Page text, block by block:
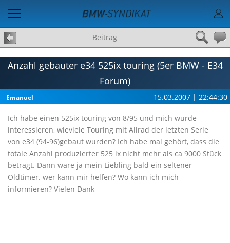
Beitrag
Anzahl gebauter e34 525ix touring (5er BMW - E34
Forum)
Emanuel 15.03.2007 | 22:44:30
Ich habe einen 525ix touring von 8/95 und mich würde
interessieren, wieviele Touring mit Allrad der letzten Serie
von e34 (94-96)gebaut wurden? Ich habe mal gehört, dass die
totale Anzahl produzierter 525 ix nicht mehr als ca 9000 Stück
beträgt. Dann wäre ja mein Liebling bald ein seltener
Oldtimer. wer kann mir helfen? Wo kann ich mich
informieren? Vielen Dank